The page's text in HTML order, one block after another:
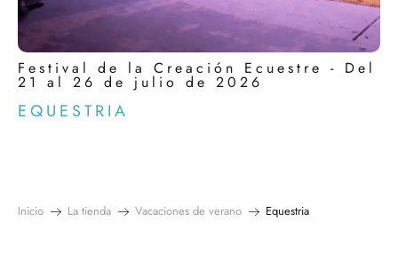
Festival de la Creación Ecuestre - Del
21 al 26 de julio de 2026
EQUESTRIA
Inicio La tienda Vacaciones de verano Equestria